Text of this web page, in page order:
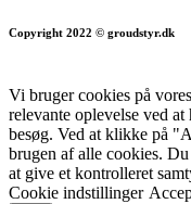
Copyright 2022 © groudstyr.dk
Vi bruger cookies på
relevante oplevelse ved
besøg. Ved at klikke på
brugen af alle cookies.
at give et kontrolleret
Cookie indstillinger